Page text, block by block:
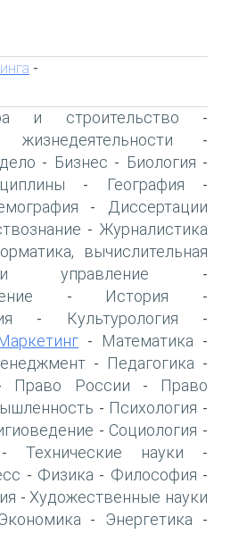
-
и строительство -
жизнедеятельности -
- Бизнес - Биология -
- География -
-
Диссертации
- Журналистика
вычислительная
управление -
- История -
- Культурология -
- Математика -
- Педагогика -
Право России -
Право
- Психология -
- Социология -
Технические науки -
- Физика - Философия -
- Художественные науки
- Энергетика -